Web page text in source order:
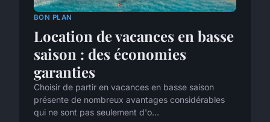
BON PLAN
Location de vacances en basse
saison : des économies
garanties
Choisir de partir en vacances en basse saison
présente de nombreux avantages considérables
qui ne sont pas seulement d'o...